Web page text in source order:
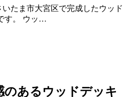
たま市大宮区で完成したウッド
す。 ウッ…
のあるウッドデッキ